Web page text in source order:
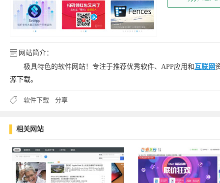
网站简介：
极具特色的软件网站！专注于推荐优秀软件、APP应用和互联网
源下载。
软件下载 分享
相关网站